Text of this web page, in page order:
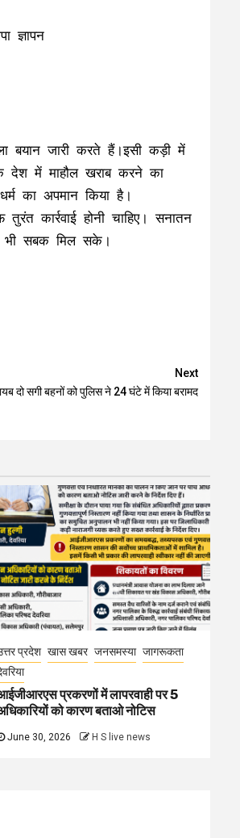
ज्ञापन
बयान जारी करते हैं।इसी कड़ी में
देश में माहौल खराब करने का
का अपमान किया है।
कार्रवाई होनी चाहिए। सनातन
भी सबक मिल सके।
Next
दो सगी बहनों को पुलिस ने 24 घंटे में किया बरामद
प्रदेश खास खबर जनसमस्या जागरूकता
प्रकरणों में लापरवाही पर 5
को कारण बताओ नोटिस
June 30, 2026 H S live news